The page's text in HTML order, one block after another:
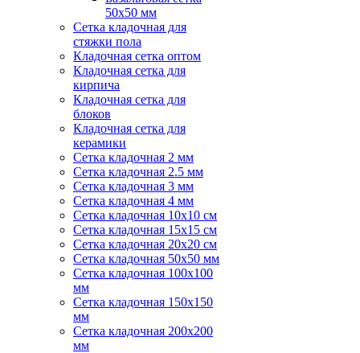
50x50 мм
Сетка кладочная для
стяжки пола
Кладочная сетка оптом
Кладочная сетка для
кирпича
Кладочная сетка для
блоков
Кладочная сетка для
керамики
Сетка кладочная 2 мм
Сетка кладочная 2.5 мм
Сетка кладочная 3 мм
Сетка кладочная 4 мм
Сетка кладочная 10x10 см
Сетка кладочная 15x15 см
Сетка кладочная 20x20 см
Сетка кладочная 50x50 мм
Сетка кладочная 100x100
мм
Сетка кладочная 150x150
мм
Сетка кладочная 200x200
мм